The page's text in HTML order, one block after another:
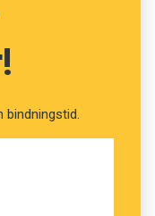
bindningstid.